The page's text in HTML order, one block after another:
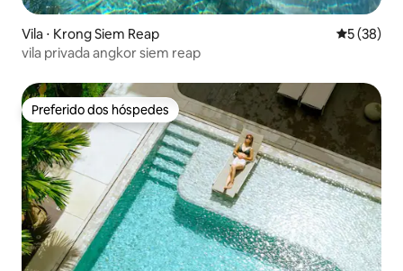
Vila ⋅ Krong Siem Reap 5 de uma
5 (38)
vila privada angkor siem reap
Preferido dos hóspedes
Preferido dos hóspedes